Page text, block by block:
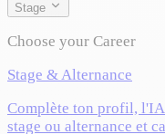
Stage
Choose your Career
Stage & Alternance
Complète ton profil,
stage ou alternance et